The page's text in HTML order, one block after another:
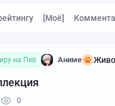
[моё]
на Пкб Аниме
0